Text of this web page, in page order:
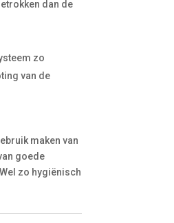
dan de
zo
van de
maken van
goede
zo hygiënisch